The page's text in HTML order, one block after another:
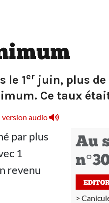
le 1er juin, plus de
Ce taux
version audio
par plus
1
revenu
Au